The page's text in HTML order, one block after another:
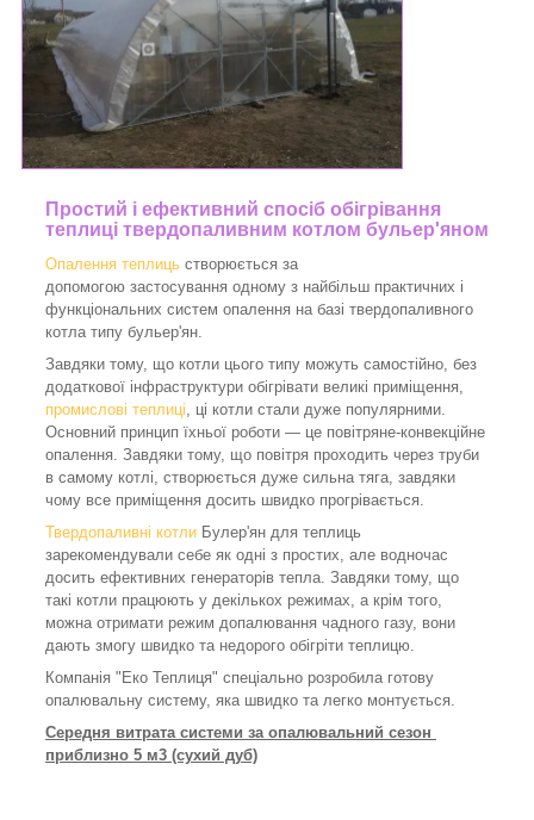
Простий і ефективний спосіб обігрівання
теплиці твердопаливним котлом бульер'яном
Опалення теплиць створюється за
допомогою застосування одному з найбільш практичних і
функціональних систем опалення на базі твердопаливного
котла типу бульер'ян.
Завдяки тому, що котли цього типу можуть самостійно, без
додаткової інфраструктури обігрівати великі приміщення,
промислові теплиці , ці котли стали дуже популярними.
Основний принцип їхньої роботи — це повітряне-конвекційне
опалення. Завдяки тому, що повітря проходить через труби
в самому котлі, створюється дуже сильна тяга, завдяки
чому все приміщення досить швидко прогрівається.
Твердопаливні котли Булер'ян для теплиць
зарекомендували себе як одні з простих, але водночас
досить ефективних генераторів тепла. Завдяки тому, що
такі котли працюють у декількох режимах, а крім того,
можна отримати режим допалювання чадного газу, вони
дають змогу швидко та недорого обігріти теплицю.
Компанія "Еко Теплиця" спеціально розробила готову
опалювальну систему, яка швидко та легко монтується.
Середня витрата системи за опалювальний сезон
приблизно 5 м3 (сухий дуб)